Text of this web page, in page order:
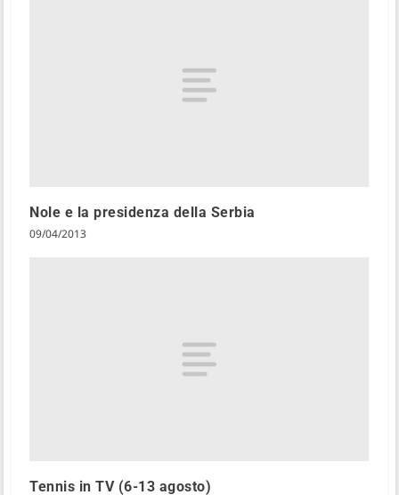
Nole e la presidenza della Serbia
09/04/2013
Tennis in TV (6-13 agosto)